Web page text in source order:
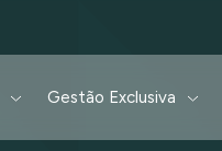
Gestão Exclusiva